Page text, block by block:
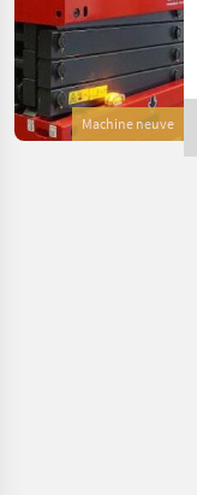
Machine neuve